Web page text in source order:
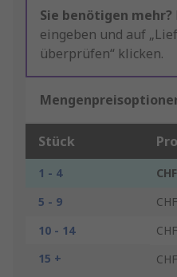
Sie benötigen mehr?
eingeben und auf
überprüfen“ klicken.
Stück
1 - 4
5 - 9
10 - 14
15 +